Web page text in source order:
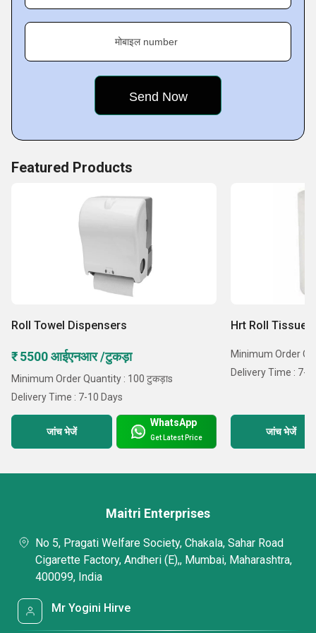
मोबाइल number
Featured Products
Roll Towel Dispensers
₹ 5500 आईएनआर /टुकड़ा
Minimum Order Quantity : 100 टुकड़ाs
Delivery Time : 7-10 Days
जांच भेजें
WhatsApp
Get Latest Price
Hrt Roll Tissue
Minimum Order
Delivery Time : 7-
जांच भेजें
Maitri Enterprises
No 5, Pragati Welfare Society, Chakala, Sahar Road
Cigarette Factory, Andheri (E),, Mumbai, Maharashtra,
400099, India
Mr Yogini Hirve